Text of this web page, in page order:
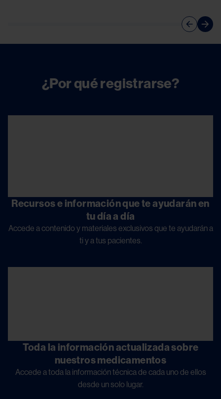
¿Por qué registrarse?
Recursos e información que te ayudarán en
tu día a día
Accede a contenido y materiales exclusivos que te ayudarán a
ti y a tus pacientes.
Toda la información actualizada sobre
nuestros medicamentos
Accede a toda la información técnica de cada uno de ellos
desde un solo lugar.